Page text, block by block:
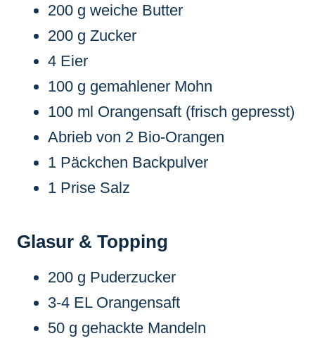
200 g weiche Butter
200 g Zucker
4 Eier
100 g gemahlener Mohn
100 ml Orangensaft (frisch gepresst)
Abrieb von 2 Bio-Orangen
1 Päckchen Backpulver
1 Prise Salz
Glasur & Topping
200 g Puderzucker
3-4 EL Orangensaft
50 g gehackte Mandeln